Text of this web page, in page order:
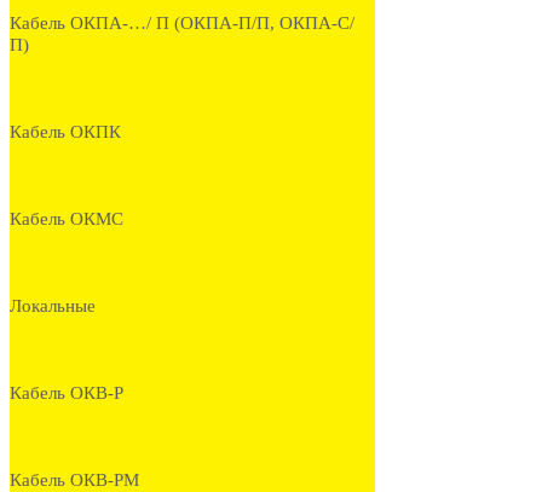
Кабель ОКПА-…/ П (ОКПА-П/П, ОКПА-С/
П)
Кабель ОКПК
Кабель ОКМС
Локальные
Кабель ОКВ-Р
Кабель ОКВ-РМ